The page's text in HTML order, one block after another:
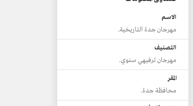
الاسم
مهرجان جدة التاريخية.
التصنيف
مهرجان ترفيهي سنوي.
المقر
محافظة جدة.